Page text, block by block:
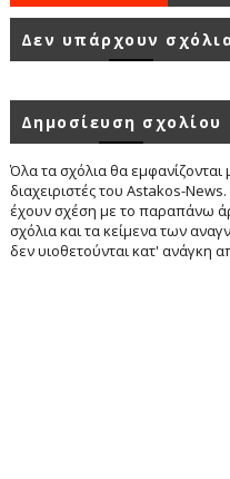
Δεν υπάρχουν
Δημοσίευση σχολίου
Όλα τα σχόλια θα
διαχειριστές του Astakos-
έχουν σχέση με το παραπάνω
σχόλια και τα κείμενα των
δεν υιοθετούνται κατ' ανάγκη